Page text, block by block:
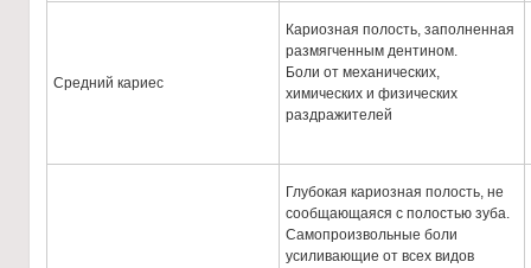
Средний кариес
Кариозная полость, заполненная
размягченным дентином.
Боли от механических,
химических и физических
раздражителей
Глубокая кариозная полость, не
сообщающаяся с полостью зуба.
Самопроизвольные боли
усиливающие от всех видов